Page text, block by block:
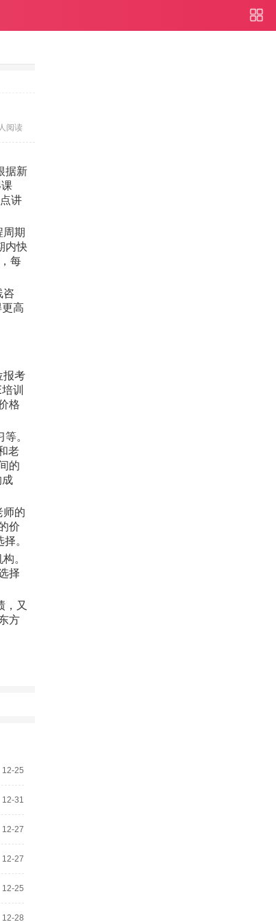
阅读
据新
讲
期
内快
每
咨
高
报考
训
格
。
老
的
成
师的
价
。
。
择
，又
方
12-25
12-31
12-27
12-27
12-25
12-28